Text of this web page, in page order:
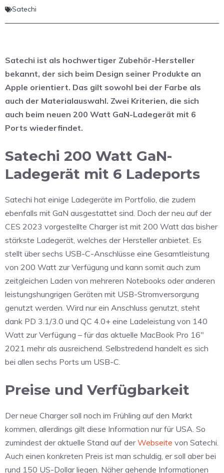
Satechi
Satechi ist als hochwertiger Zubehör-Hersteller
bekannt, der sich beim Design seiner Produkte an
Apple orientiert. Das gilt sowohl bei der Farbe als
auch der Materialauswahl. Zwei Kriterien, die sich
auch beim neuen 200 Watt GaN-Ladegerät mit 6
Ports wiederfindet.
Satechi 200 Watt GaN-
Ladegerät mit 6 Ladeports
Satechi hat einige Ladegeräte im Portfolio, die zudem
ebenfalls mit GaN ausgestattet sind. Doch der neu auf der
CES 2023 vorgestellte Charger ist mit 200 Watt das bisher
stärkste Ladegerät, welches der Hersteller anbietet. Es
stellt über sechs USB-C-Anschlüsse eine Gesamtleistung
von 200 Watt zur Verfügung und kann somit auch zum
zeitgleichen Laden von mehreren Notebooks oder anderen
leistungshungrigen Geräten mit USB-Stromversorgung
genutzt werden. Wird nur ein Anschluss genutzt, steht
dank PD 3.1/3.0 und QC 4.0+ eine Ladeleistung von 140
Watt zur Verfügung – für das aktuelle MacBook Pro 16″
2021 mehr als ausreichend. Selbstredend handelt es sich
bei allen sechs Ports um USB-C.
Preise und Verfügbarkeit
Der neue Charger soll noch im Frühling auf den Markt
kommen, allerdings gilt diese Information nur für USA. So
zumindest der aktuelle Stand auf derWebseite von Satechi.
Auch einen konkreten Preis ist man schuldig, er soll aber bei
rund 150 US-Dollar liegen. Näher gehende Informationen